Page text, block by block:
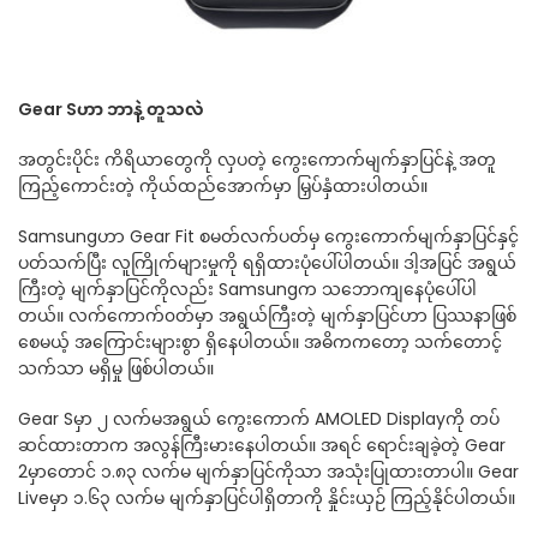
Gear Sဟာ ဘာနဲ့ တူသလဲ
အတွင်းပိုင်း ကိရိယာတွေကို လှပတဲ့ ကွေးကောက်မျက်နှာပြင်နဲ့ အတူ
ကြည့်ကောင်းတဲ့ ကိုယ်ထည်အောက်မှာ မြှပ်နှံထားပါတယ်။
Samsungဟာ Gear Fit စမတ်လက်ပတ်မှ ကွေးကောက်မျက်နှာပြင်နှင့်
ပတ်သက်ပြီး လူကြိုက်များမှုကို ရရှိထားပုံပေါ်ပါတယ်။ ဒါ့အပြင် အရွယ်
ကြီးတဲ့ မျက်နှာပြင်ကိုလည်း Samsungက သဘောကျနေပုံပေါ်ပါ
တယ်။ လက်ကောက်၀တ်မှာ အရွယ်ကြီးတဲ့ မျက်နှာပြင်ဟာ ပြဿနာဖြစ်
စေမယ့် အကြောင်းများစွာ ရှိနေပါတယ်။ အဓိကကတော့ သက်တောင့်
သက်သာ မရှိမှု ဖြစ်ပါတယ်။
Gear Sမှာ ၂ လက်မအရွယ် ကွေးကောက် AMOLED Displayကို တပ်
ဆင်ထားတာက အလွန်ကြီးမားနေပါတယ်။ အရင် ရောင်းချခဲ့တဲ့ Gear
2မှာတောင် ၁.၈၃ လက်မ မျက်နှာပြင်ကိုသာ အသုံးပြုထားတာပါ။ Gear
Liveမှာ ၁.၆၃ လက်မ မျက်နှာပြင်ပါရှိတာကို နှိုင်းယှဉ် ကြည့်နိုင်ပါတယ်။